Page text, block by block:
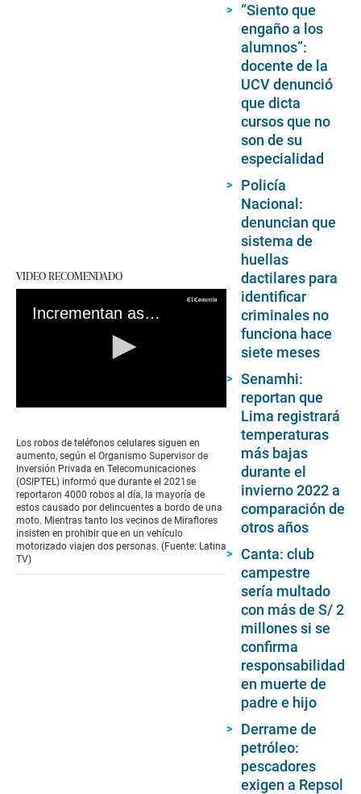
VIDEO RECOMENDADO
Incrementan asaltos por teléfonos celulares a bordo de motorizados en la capital
of
0
seconds
Los robos de teléfonos celulares siguen en
aumento, según el Organismo Supervisor de
Inversión Privada en Telecomunicaciones
(OSIPTEL) informó que durante el 2021se
reportaron 4000 robos al día, la mayoría de
estos causado por delincuentes a bordo de una
moto. Mientras tanto los vecinos de Miraflores
insisten en prohibir que en un vehículo
motorizado viajen dos personas. (Fuente: Latina
TV)
“Siento que
engaño a los
alumnos”:
docente de la
UCV denunció
que dicta
cursos que no
son de su
especialidad
Policía
Nacional:
denuncian que
sistema de
huellas
dactilares para
identificar
criminales no
funciona hace
siete meses
Senamhi:
reportan que
Lima registrará
temperaturas
más bajas
durante el
invierno 2022 a
comparación de
otros años
Canta: club
campestre
sería multado
con más de S/ 2
millones si se
confirma
responsabilidad
en muerte de
padre e hijo
Derrame de
petróleo:
pescadores
exigen a Repsol